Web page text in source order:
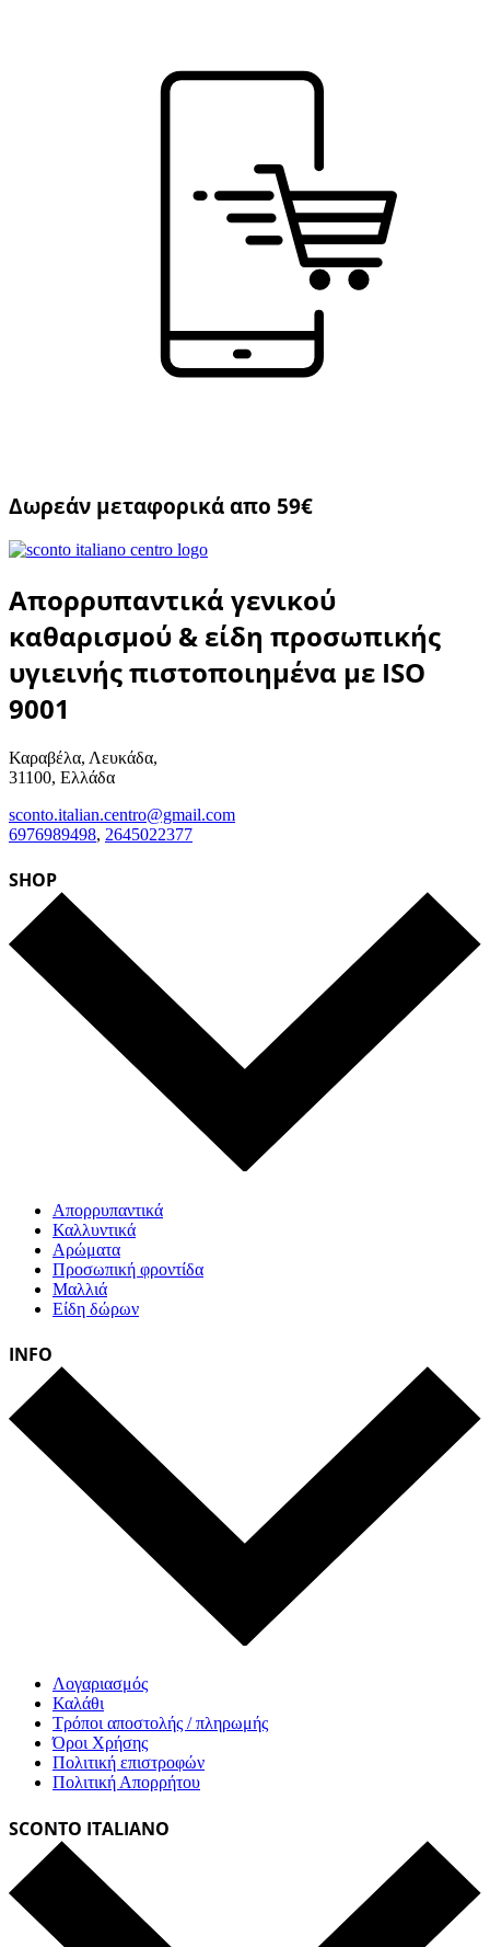
Δωρεάν μεταφορικά απο 59€
Απορρυπαντικά γενικού
καθαρισμού & είδη προσωπικής
υγιεινής πιστοποιημένα με ISO
9001
Καραβέλα, Λευκάδα,
31100, Ελλάδα
sconto.italian.centro@gmail.com
6976989498, 2645022377
SHOP
Απορρυπαντικά
Καλλυντικά
Αρώματα
Προσωπική φροντίδα
Μαλλιά
Είδη δώρων
INFO
Λογαριασμός
Καλάθι
Τρόποι αποστολής / πληρωμής
Όροι Χρήσης
Πολιτική επιστροφών
Πολιτική Απορρήτου
SCONTO ITALIANO